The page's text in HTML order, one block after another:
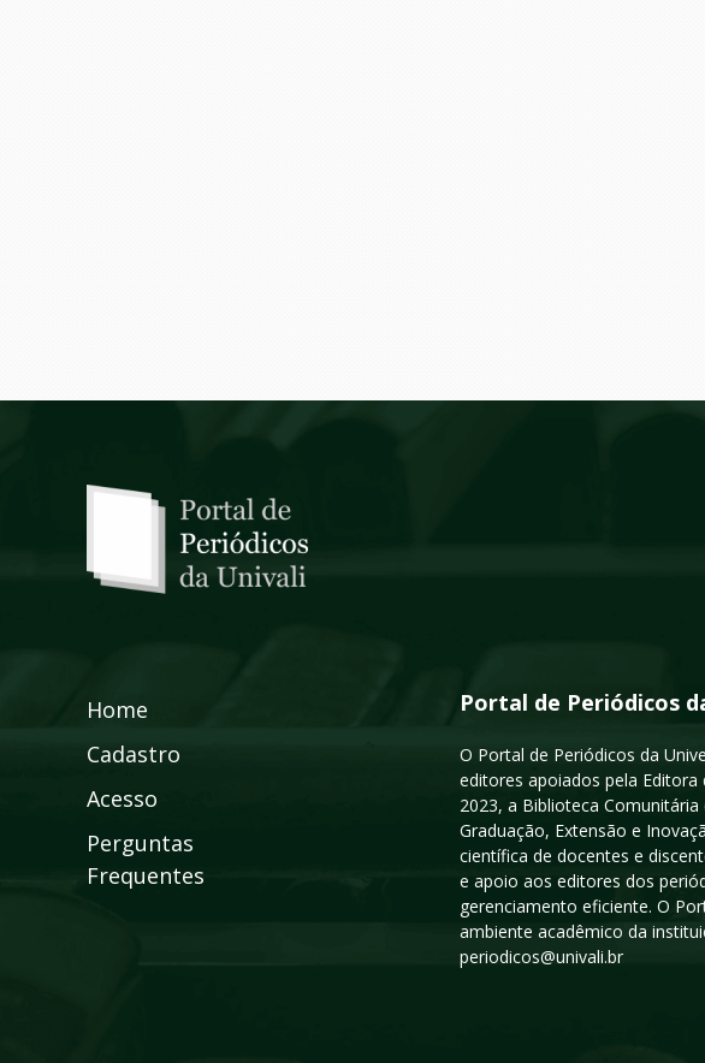
Home
Cadastro
Acesso
Perguntas
Frequentes
Portal de Periódicos
O Portal de Periódicos da
editores apoiados pela
2023, a Biblioteca
Graduação, Extensão e
científica de docentes e
e apoio aos editores dos
gerenciamento eficiente. O
ambiente acadêmico da
periodicos@univali.br